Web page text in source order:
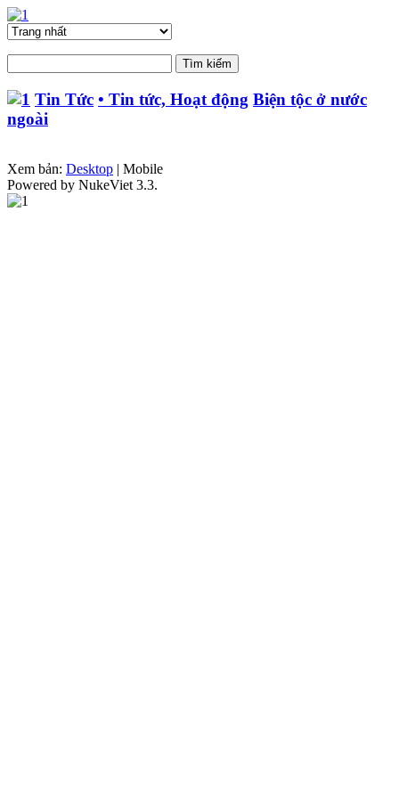
Tin Tức • Tin tức, Hoạt động Biện tộc ở nước
ngoài
Xem bản: Desktop | Mobile
Powered by NukeViet 3.3.